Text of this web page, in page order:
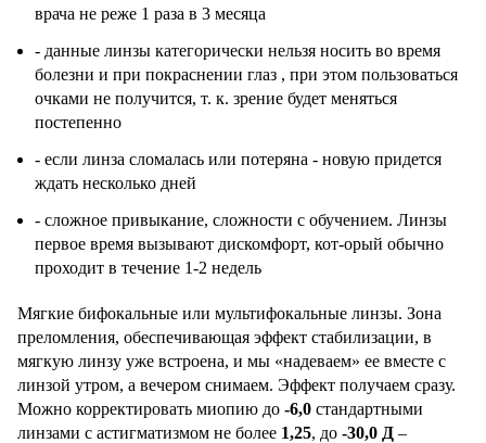
врача не реже 1 раза в 3 месяца
- данные линзы категорически нельзя носить во время
болезни и при покраснении глаз , при этом пользоваться
очками не получится, т. к. зрение будет меняться
постепенно
- если линза сломалась или потеряна - новую придется
ждать несколько дней
- сложное привыкание, сложности с обучением. Линзы
первое время вызывают дискомфорт, кот-орый обычно
проходит в течение 1-2 недель
Мягкие бифокальные или мультифокальные линзы. Зона
преломления, обеспечивающая эффект стабилизации, в
мягкую линзу уже встроена, и мы «надеваем» ее вместе с
линзой утром, а вечером снимаем. Эффект получаем сразу.
Можно корректировать миопию до -6,0 стандартными
линзами с астигматизмом не более 1,25, до -30,0 Д –